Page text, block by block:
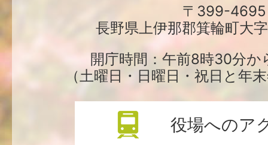
役
場
〒399-4695
長野県上伊那郡箕輪町大
開庁時間：午前8時30分か
（土曜日・日曜日・祝日と年
役場へのア